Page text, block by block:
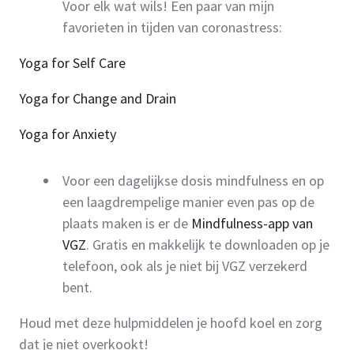
Voor elk wat wils! Een paar van mijn
favorieten in tijden van coronastress:
Yoga for Self Care
Yoga for Change and Drain
Yoga for Anxiety
Voor een dagelijkse dosis mindfulness en op
een laagdrempelige manier even pas op de
plaats maken is er de Mindfulness-app van
VGZ. Gratis en makkelijk te downloaden op je
telefoon, ook als je niet bij VGZ verzekerd
bent.
Houd met deze hulpmiddelen je hoofd koel en zorg
dat je niet overkookt!